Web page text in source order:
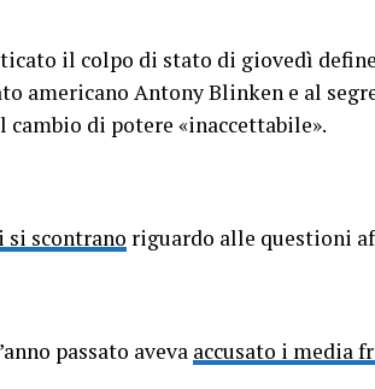
il colpo di stato di giovedì
americano Antony Blinken e al
di potere «inaccettabile».
si scontrano riguardo alle questioni
passato aveva accusato i media